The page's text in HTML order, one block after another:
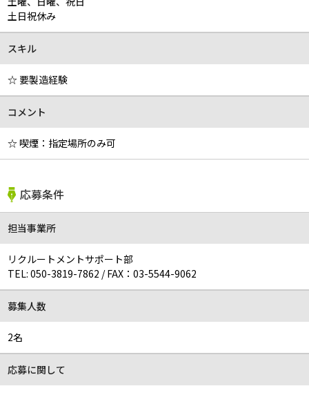
土日祝休み
スキル
☆ 要製造経験
コメント
☆ 喫煙：指定場所のみ可
応募条件
担当事業所
リクルートメントサポート部
TEL:050-3819-7862 /FAX：03-5544-9062
募集人数
2名
応募に関して